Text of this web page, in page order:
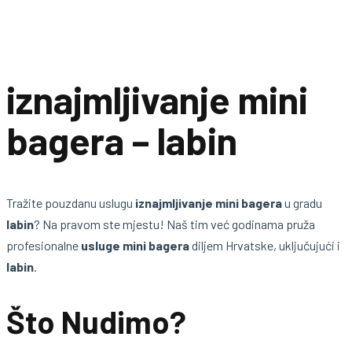
iznajmljivanje mini
bagera – labin
Tražite pouzdanu uslugu iznajmljivanje mini bagerau gradu
labin? Na pravom ste mjestu! Naš tim već godinama pruža
profesionalne usluge mini bageradiljem Hrvatske, uključujući i
labin
Što Nudimo?